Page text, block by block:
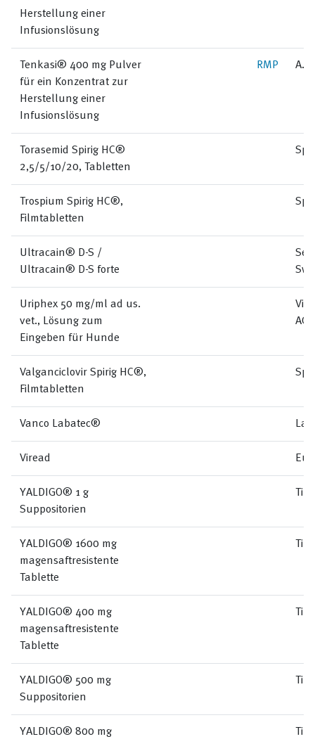
Herstellung einer
Infusionslösung
Tenkasi® 400 mg Pulver
für ein Konzentrat zur
Herstellung einer
Infusionslösung
RMP A.
Torasemid Spirig HC®
2,5/5/10/20, Tabletten
Trospium Spirig HC®,
Filmtabletten
Ultracain® D-S /
Ultracain® D-S forte
Uriphex 50 mg/ml ad us.
vet., Lösung zum
Eingeben für Hunde
AG
Valganciclovir Spirig HC®,
Filmtabletten
Vanco Labatec®
Viread
YALDIGO® 1 g
Suppositorien
YALDIGO® 1600 mg
magensaftresistente
Tablette
YALDIGO® 400 mg
magensaftresistente
Tablette
YALDIGO® 500 mg
Suppositorien
YALDIGO® 800 mg